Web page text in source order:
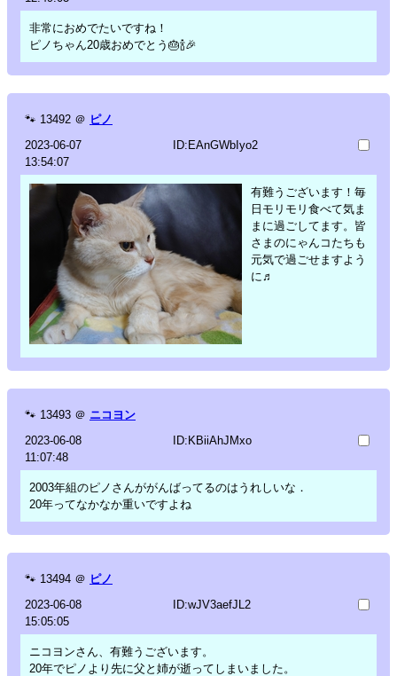
非常におめでたいですね！
ピノちゃん20歳おめでとう🎂🍾🎉
🐾 13492 ＠ ピノ
2023-06-07
13:54:07
ID:EAnGWbIyo2
有難うございます！毎
日モリモリ食べて気ま
まに過ごしてます。皆
さまのにゃんコたちも
元気で過ごせますよう
に♬
🐾 13493 ＠ ニコヨン
2023-06-08
11:07:48
ID:KBiiAhJMxo
2003年組のピノさんががんばってるのはうれしいな．
20年ってなかなか重いですよね
🐾 13494 ＠ ピノ
2023-06-08
15:05:05
ID:wJV3aefJL2
ニコヨンさん、有難うございます。
20年でピノより先に父と姉が逝ってしまいました。